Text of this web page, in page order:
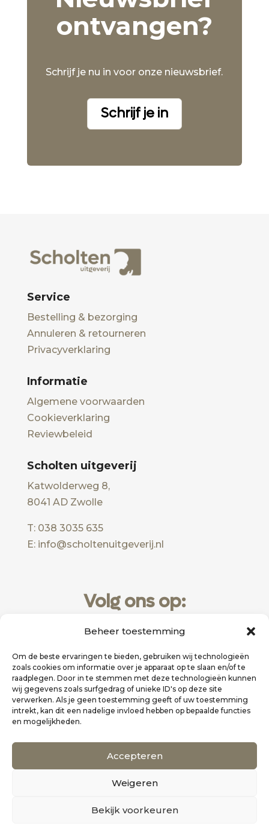
Beheer toestemming
Om de beste ervaringen te bieden, gebruiken wij technologieën
zoals cookies om informatie over je apparaat op te slaan en/of te
raadplegen. Door in te stemmen met deze technologieën kunnen
wij gegevens zoals surfgedrag of unieke ID's op deze site
verwerken. Als je geen toestemming geeft of uw toestemming
intrekt, kan dit een nadelige invloed hebben op bepaalde functies
en mogelijkheden.
Accepteren
Weigeren
Bekijk voorkeuren
ontvangen?
Schrijf je nu in voor onze nieuwsbrief.
Schrijf je in
Service
Bestelling & bezorging
Annuleren & retourneren
Privacyverklaring
Informatie
Algemene voorwaarden
Cookieverklaring
Reviewbeleid
Scholten uitgeverij
Katwolderweg 8,
8041 AD Zwolle
T: 038 3035 635
E: info@scholtenuitgeverij.nl
Volg ons op:
Website realisatie doorZakelijk Bereikbaar
Alle rechten voorbehouden